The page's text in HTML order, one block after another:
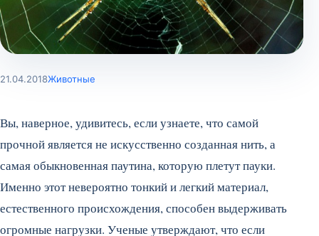
21.04.2018Животные
Вы, наверное, удивитесь, если узнаете, что самой
прочной является не искусственно созданная нить, а
самая обыкновенная паутина, которую плетут пауки.
Именно этот невероятно тонкий и легкий материал,
естественного происхождения, способен выдерживать
огромные нагрузки. Ученые утверждают, что если